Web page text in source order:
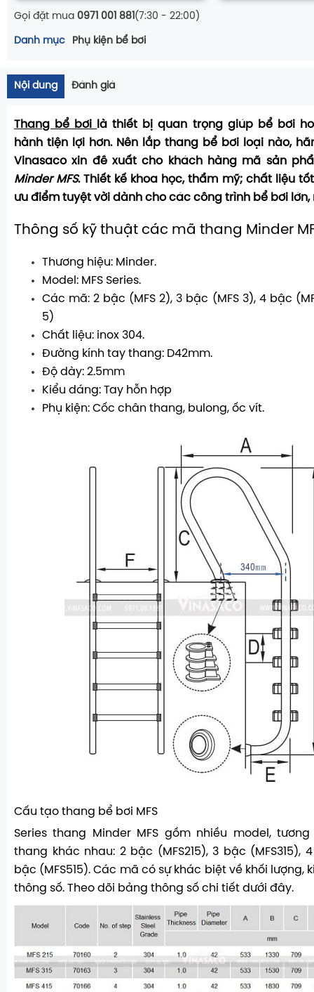
Gọi đặt mua 0971 001 881 (7:30 - 22:00)
Danh mục Phụ kiện bể bơi
Nội dung Đánh giá
Thang bể bơi
là thiết bị quan trọng giúp bể bơi
hành tiện lợi hơn. Nên lắp thang bể bơi loại nào,
Vinasaco xin đề xuất cho khách hàng mã sản
Minder MFS. Thiết kế khoa học, thẩm mỹ; chất liệu
ưu điểm tuyệt vời dành cho các công trình bể bơi lớn,
Thông số kỹ thuật các mã thang Minder
Thương hiệu: Minder.
Model: MFS Series.
Các mã: 2 bậc (MFS 2), 3 bậc (MFS 3), 4 bậc
5)
Chất liệu: inox 304.
Đường kính tay thang: D42mm.
Độ dày: 2.5mm
Kiểu dáng: Tay hỗn hợp
Phụ kiện: Cốc chân thang, bulong, ốc vít.
Cấu tạo thang bể bơi MFS
Series thang Minder MFS gồm nhiều model,
thang khác nhau: 2 bậc (MFS215), 3 bậc (MFS315),
bậc (MFS515). Các mã có sự khác biệt về khối lượng,
thông số. Theo dõi bảng thông số chi tiết dưới đây.